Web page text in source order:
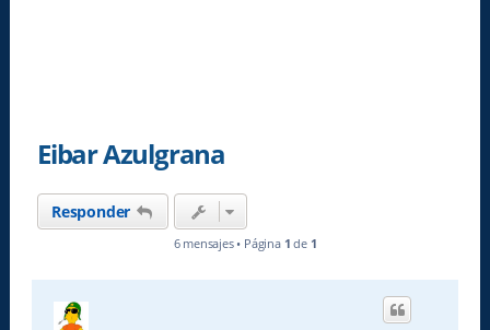
Eibar Azulgrana
Responder
6 mensajes • Página 1 de 1